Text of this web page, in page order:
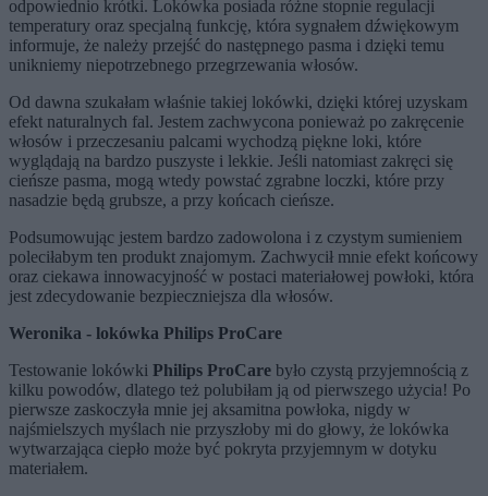
odpowiednio krótki. Lokówka posiada różne stopnie regulacji
temperatury oraz specjalną funkcję, która sygnałem dźwiękowym
informuje, że należy przejść do następnego pasma i dzięki temu
unikniemy niepotrzebnego przegrzewania włosów.
Od dawna szukałam właśnie takiej lokówki, dzięki której uzyskam
efekt naturalnych fal. Jestem zachwycona ponieważ po zakręcenie
włosów i przeczesaniu palcami wychodzą piękne loki, które
wyglądają na bardzo puszyste i lekkie. Jeśli natomiast zakręci się
cieńsze pasma, mogą wtedy powstać zgrabne loczki, które przy
nasadzie będą grubsze, a przy końcach cieńsze.
Podsumowując jestem bardzo zadowolona i z czystym sumieniem
poleciłabym ten produkt znajomym. Zachwycił mnie efekt końcowy
oraz ciekawa innowacyjność w postaci materiałowej powłoki, która
jest zdecydowanie bezpieczniejsza dla włosów.
Weronika - lokówka Philips ProCare
Testowanie lokówki Philips ProCare było czystą przyjemnością z
kilku powodów, dlatego też polubiłam ją od pierwszego użycia! Po
pierwsze zaskoczyła mnie jej aksamitna powłoka, nigdy w
najśmielszych myślach nie przyszłoby mi do głowy, że lokówka
wytwarzająca ciepło może być pokryta przyjemnym w dotyku
materiałem.